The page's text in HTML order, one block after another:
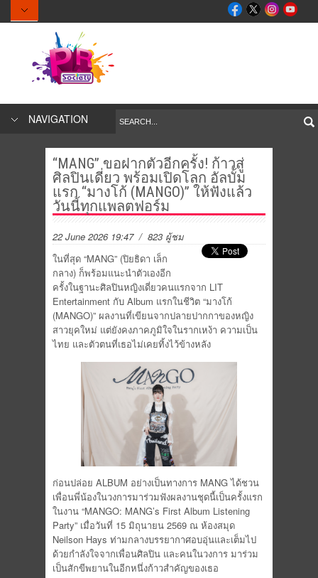
NAVIGATION
“MANG” ขอฝากตัวอีกครั้ง! ก้าวสู่
ศิลปินเดี่ยว พร้อมเปิดโลก อัลบั้ม
แรก “มางโก้ (MANGO)” ให้ฟังแล้ว
วันนี้ทุกแพลตฟอร์ม
22 June 2026 19:47/ 823 ผู้ชม
ในที่สุด “MANG” (ปิยธิดา เล็ก
กลาง) ก็พร้อมแนะนำตัวเองอีก
ครั้งในฐานะศิลปินหญิงเดี่ยวคนแรกจาก LIT
Entertainment กับ Album แรกในชีวิต “มางโก้
(MANGO)” ผลงานที่เขียนจากปลายปากกาของหญิง
สาวยุคใหม่ แต่ยังคงภาคภูมิใจในรากเหง้า ความเป็น
ไทย และตัวตนที่เธอไม่เคยทิ้งไว้ข้างหลัง
ก่อนปล่อย ALBUM อย่างเป็นทางการ MANG ได้ชวน
เพื่อนพี่น้องในวงการมาร่วมฟังผลงานชุดนี้เป็นครั้งแรก
ในงาน “MANGO: MANG’s First Album Listening
Party” เมื่อวันที่ 15 มิถุนายน 2569 ณ ห้องสมุด
Neilson Hays ท่ามกลางบรรยากาศอบอุ่นและเต็มไป
ด้วยกำลังใจจากเพื่อนศิลปิน และคนในวงการ มาร่วม
เป็นสักขีพยานในอีกหนึ่งก้าวสำคัญของเธอ